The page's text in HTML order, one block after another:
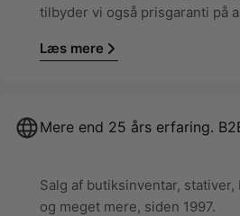
tilbyder vi også prisgaranti på
Læs mere
Mere end 25 års erfaring.
Salg af butiksinventar,
og meget mere, siden 1997.